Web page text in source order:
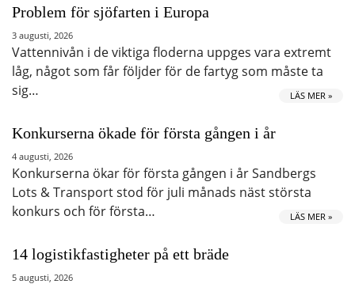
Problem för sjöfarten i Europa
3 augusti, 2026
Vattennivån i de viktiga floderna uppges vara extremt
låg, något som får följder för de fartyg som måste ta
sig…
LÄS MER »
Konkurserna ökade för första gången i år
4 augusti, 2026
Konkurserna ökar för första gången i år Sandbergs
Lots & Transport stod för juli månads näst största
konkurs och för första…
LÄS MER »
14 logistikfastigheter på ett bräde
5 augusti, 2026